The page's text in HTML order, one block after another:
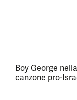
Boy George
canzone pro-